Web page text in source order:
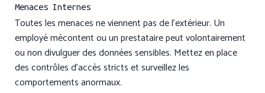
Menaces Internes
Toutes les menaces ne viennent pas de l’extérieur. Un
employé mécontent ou un prestataire peut volontairement
ou non divulguer des données sensibles. Mettez en place
des contrôles d’accès stricts et surveillez les
comportements anormaux.